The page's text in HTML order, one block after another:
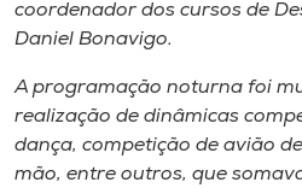
coordenador dos cursos de
Daniel Bonavigo.
A programação noturna foi
realização de dinâmicas
dança, competição de avião
mão, entre outros, que